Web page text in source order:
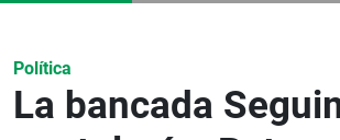
Política
La bancada